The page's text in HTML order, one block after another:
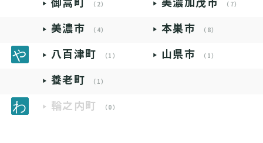
（2） （7）
美濃市 （4） 本巣市 （8）
八百津町 （1） 山県市 （1）
養老町 （1）
輪之内町 （0）